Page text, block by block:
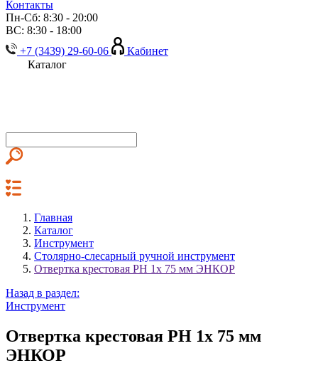
Контакты
Пн-Сб: 8:30 - 20:00
ВС: 8:30 - 18:00
+7 (3439) 29-60-06
Кабинет
Каталог
Главная
Каталог
Инструмент
Столярно-слесарный ручной инструмент
Отвертка крестовая РН 1x 75 мм ЭНКОР
Назад в раздел:
Инструмент
Отвертка крестовая РН 1x 75 мм
ЭНКОР